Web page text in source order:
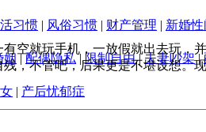
习惯 | 风俗习惯 | 财产管理 | 新婚性
姻|配偶隐私|限制自由|夫妻吵架|
| 产后忧郁症
离婚财产隐匿
空就玩手机，一放假就出去玩
残，不管吧，后果更是不堪设想